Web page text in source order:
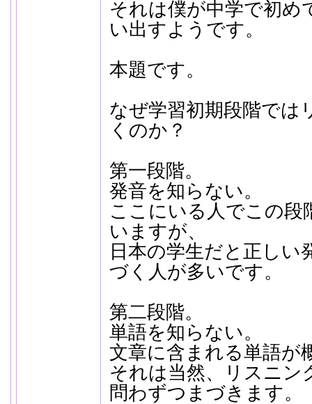
それは僕が中学で初め
い出すようです。
本題です。
なぜ学習初期段階では
くのか？
第一段階。
発音を知らない。
ここにいる人でこの段
いますが、
日本の学生だと正しい
づく人が多いです。
第二段階。
単語を知らない。
文章に含まれる単語が
それは当然、リスニン
問わずつまづきます。